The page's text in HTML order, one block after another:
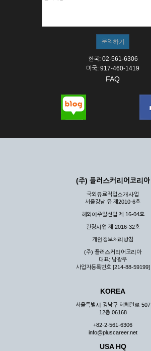
한국: 02-561-6306
미국: 917-460-1419
FAQ
(주) 플러스커리어코리아
국외유료직업소개사업
서울강남 유 제2010-6호
해외이주알선업 제 16-04호
관광사업 제 2016-32호
개인정보처리방침
(주) 플러스커리어코리아
대표: 남광우
사업자등록번호 [214-88-59199]
KOREA
서울특별시 강남구 테헤란로 507
12층 06168
+82-2-561-6306
info@pluscareer.net
USA HQ